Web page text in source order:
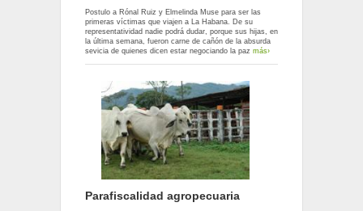
Postulo a Rónal Ruiz y Elmelinda Muse para ser las
primeras víctimas que viajen a La Habana. De su
representatividad nadie podrá dudar, porque sus hijas, en
la última semana, fueron carne de cañón de la absurda
sevicia de quienes dicen estar negociando la paz más›
Parafiscalidad agropecuaria